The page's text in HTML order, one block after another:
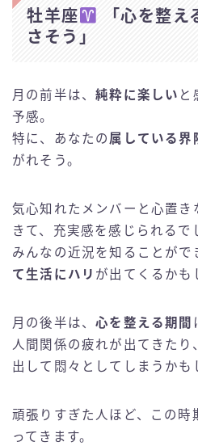
牡羊座
「心を整え
さそう」
月の前半は、純粋に楽しい と
予感。
特に、あなたの 属している界
がれそう。
気心知れたメンバーと心置き
きて、充実感を感じられるで
みんなの近況を知ることがで
て生活にハリ が出てくるかも
月の後半は、心を整える期間
人間関係の疲れが出てきた
出して悶々としてしまうかも
頑張りすぎた人ほど、この時
ってきます。